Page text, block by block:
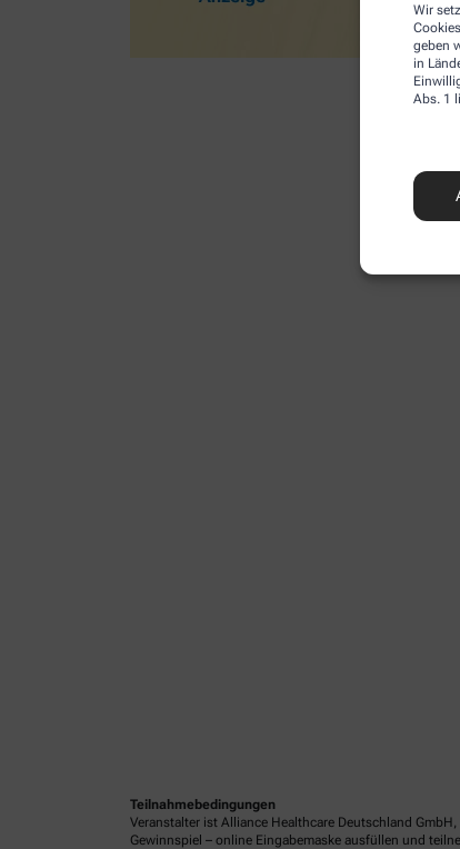
Wir
geben
in
Abs. 1
Teilnahmebedingungen
Veranstalter ist Alliance Healthcare Deutschland
Gewinnspiel – online Eingabemaske ausfüllen und